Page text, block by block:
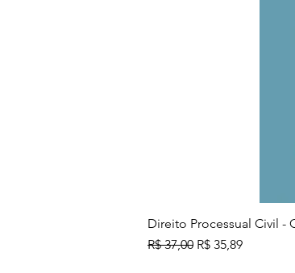
Direito Processual Civil -
Preço normal
R$ 37,00 Preço
R$ 35,89